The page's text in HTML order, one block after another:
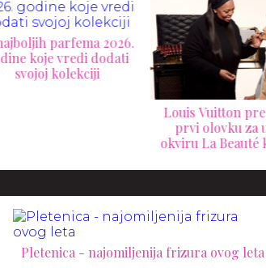
2026.
vredi dodati
kolekciji
Louis Vuitton predstavlja
prvi olovku za usne u
okviru La Beauté kolekcije
Pletenica - najomiljenija frizura ovog leta